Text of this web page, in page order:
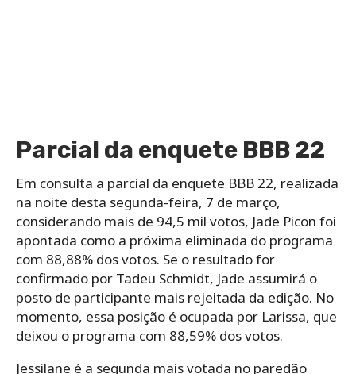
Parcial da enquete BBB 22
Em consulta a parcial da enquete BBB 22, realizada
na noite desta segunda-feira, 7 de março,
considerando mais de 94,5 mil votos, Jade Picon foi
apontada como a próxima eliminada do programa
com 88,88% dos votos. Se o resultado for
confirmado por Tadeu Schmidt, Jade assumirá o
posto de participante mais rejeitada da edição. No
momento, essa posição é ocupada por Larissa, que
deixou o programa com 88,59% dos votos.
Jessilane é a segunda mais votada no paredão